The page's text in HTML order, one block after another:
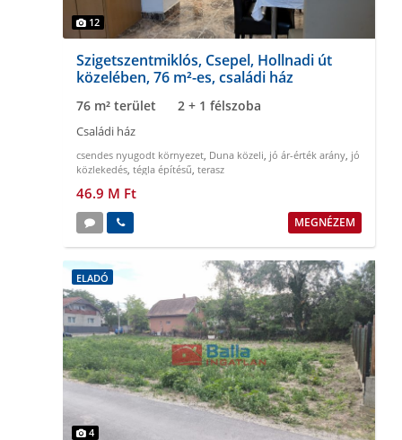
12
Szigetszentmiklós, Csepel, Hollnadi út
közelében, 76 m²-es, családi ház
76 m² terület 2 + 1 félszoba
Családi ház
csendes nyugodt környezet, Duna közeli, jó ár-érték arány, jó
közlekedés, tégla építésű, terasz
46.9 M Ft
MEGNÉZEM
ELADÓ
4